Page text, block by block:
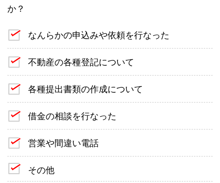
か？
なんらかの申込みや依頼を行なった
不動産の各種登記について
各種提出書類の作成について
借金の相談を行なった
営業や間違い電話
その他